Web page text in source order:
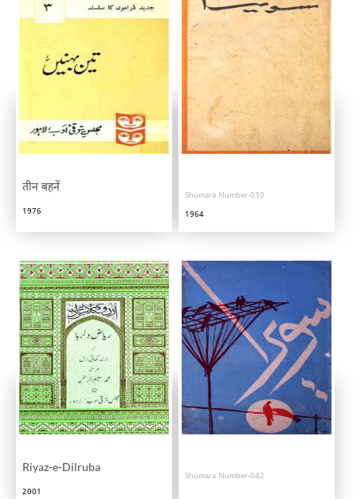
तीन बहनें
1976
Shumara Number-030
1964
Riyaz-e-Dilruba
2001
Shumara Number-042